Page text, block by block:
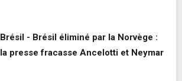
Brésil - Brésil éliminé par la Norvège :
la presse fracasse Ancelotti et Neymar